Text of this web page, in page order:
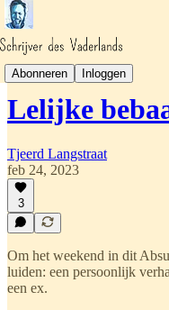
Abonneren Inloggen
Het Absurdistische Tijdperk
Lelijke
Tjeerd Langstraat
feb 24, 2023
3
Om het weekend in dit
luiden: een persoonlijk
een ex.